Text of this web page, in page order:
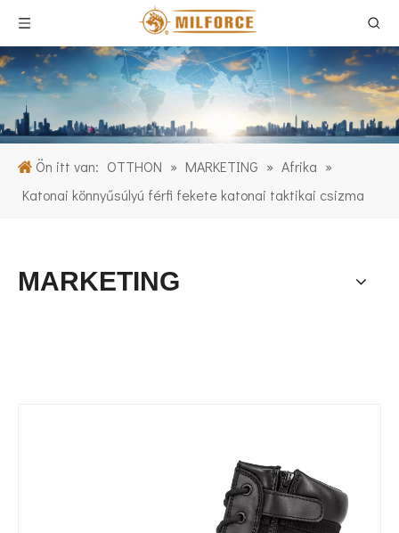
Ön itt van: OTTHON » MARKETING » Afrika »
Katonai könnyűsúlyú férfi fekete katonai taktikai csizma
MARKETING